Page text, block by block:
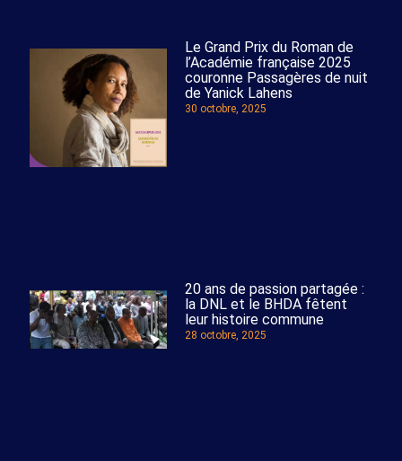
Le Grand Prix du Roman de
l’Académie française 2025
couronne Passagères de nuit
de Yanick Lahens
30 octobre, 2025
20 ans de passion partagée :
la DNL et le BHDA fêtent
leur histoire commune
28 octobre, 2025